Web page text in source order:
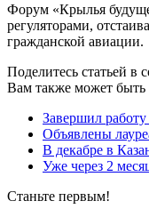
Форум «Крылья
регуляторами,
гражданской авиации.
Поделитесь статьей в
Вам также может быть
Завершил
Объявлены
В декабре в
Уже через 2
Станьте первым!